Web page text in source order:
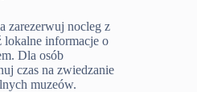
zarezerwuj nocleg z
lokalne informacje o
Dla osób
czas na zwiedzanie
muzeów.